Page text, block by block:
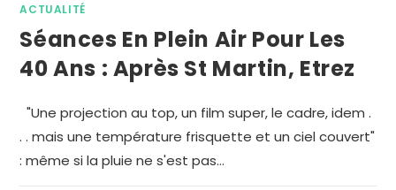
ACTUALITÉ
Séances En Plein Air Pour Les
40 Ans : Après St Martin, Etrez
"Une projection au top, un film super, le cadre, idem .
. . mais une température frisquette et un ciel couvert"
: même si la pluie ne s'est pas…